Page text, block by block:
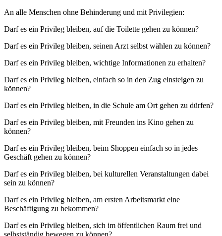
An alle Menschen ohne Behinderung und mit Privilegien:
Darf es ein Privileg bleiben, auf die Toilette gehen zu können?
Darf es ein Privileg bleiben, seinen Arzt selbst wählen zu können?
Darf es ein Privileg bleiben, wichtige Informationen zu erhalten?
Darf es ein Privileg bleiben, einfach so in den Zug einsteigen zu
können?
Darf es ein Privileg bleiben, in die Schule am Ort gehen zu dürfen?
Darf es ein Privileg bleiben, mit Freunden ins Kino gehen zu
können?
Darf es ein Privileg bleiben, beim Shoppen einfach so in jedes
Geschäft gehen zu können?
Darf es ein Privileg bleiben, bei kulturellen Veranstaltungen dabei
sein zu können?
Darf es ein Privileg bleiben, am ersten Arbeitsmarkt eine
Beschäftigung zu bekommen?
Darf es ein Privileg bleiben, sich im öffentlichen Raum frei und
selbstständig bewegen zu können?